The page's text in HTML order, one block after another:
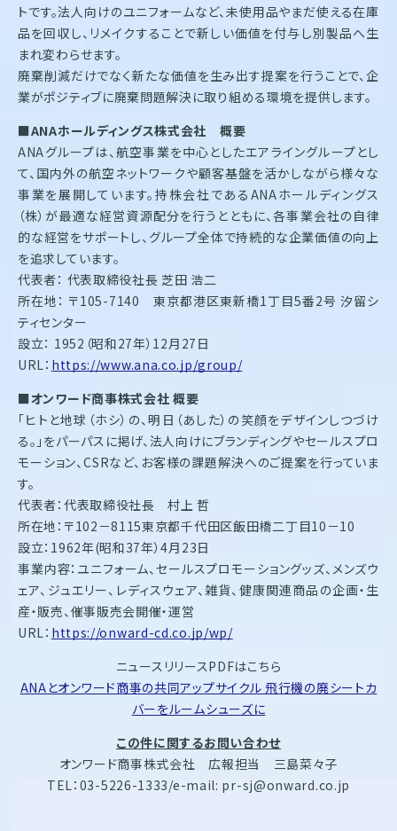
トです。法人向けのユニフォームなど、未使用品やまだ使える在庫
品を回収し、リメイクすることで新しい価値を付与し別製品へ生
まれ変わらせます。
廃棄削減だけでなく新たな価値を生み出す提案を行うことで、企
業がポジティブに廃棄問題解決に取り組める環境を提供します。
■ANAホールディングス株式会社 概要
ANAグループは、航空事業を中心としたエアライングループとし
て、国内外の航空ネットワークや顧客基盤を活かしながら様々な
事業を展開しています。持株会社であるANAホールディングス
（株）が最適な経営資源配分を行うとともに、各事業会社の自律
的な経営をサポートし、グループ全体で持続的な企業価値の向上
を追求しています。
代表者： 代表取締役社長 芝田 浩二
所在地： 〒105-7140 東京都港区東新橋1丁目5番2号 汐留シ
ティセンター
設立： 1952（昭和27年）12月27日
URL： https://www.ana.co.jp/group/
■オンワード商事株式会社 概要
「ヒトと地球（ホシ）の、明日（あした）の笑顔をデザインしつづけ
る。」をパーパスに掲げ、法人向けにブランディングやセールスプロ
モーション、CSRなど、お客様の課題解決へのご提案を行っていま
す。
代表者：代表取締役社長 村上 哲
所在地：〒102－8115東京都千代田区飯田橋二丁目10－10
設立：1962年(昭和37年）4月23日
事業内容：ユニフォーム、セールスプロモーショングッズ、メンズウ
ェア、ジュエリー、レディスウェア、雑貨、健康関連商品の企画・生
産・販売、催事販売会開催・運営
URL： https://onward-cd.co.jp/wp/
ニュースリリースPDFはこちら
ANAとオンワード商事の共同アップサイクル 飛行機の廃シートカ
バーをルームシューズに
この件に関するお問い合わせ
オンワード商事株式会社 広報担当 三島菜々子
TEL：03-5226-1333/e-mail: pr-sj@onward.co.jp